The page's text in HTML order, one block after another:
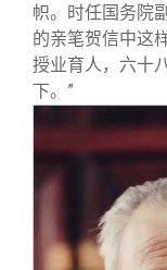
帜。时任国务院
的亲笔贺信中这
授业育人，六十
下。”